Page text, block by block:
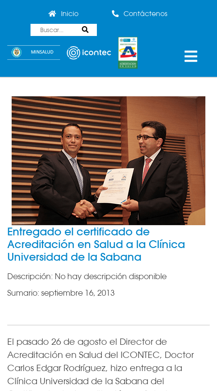
Inicio Contáctenos
Entregado el certificado de
Acreditación en Salud a la Clínica
Universidad de la Sabana
Descripción: No hay descripción disponible
Sumario: septiembre 16, 2013
El pasado 26 de agosto el Director de
Acreditación en Salud del ICONTEC, Doctor
Carlos Edgar Rodríguez, hizo entrega a la
Clínica Universidad de la Sabana del